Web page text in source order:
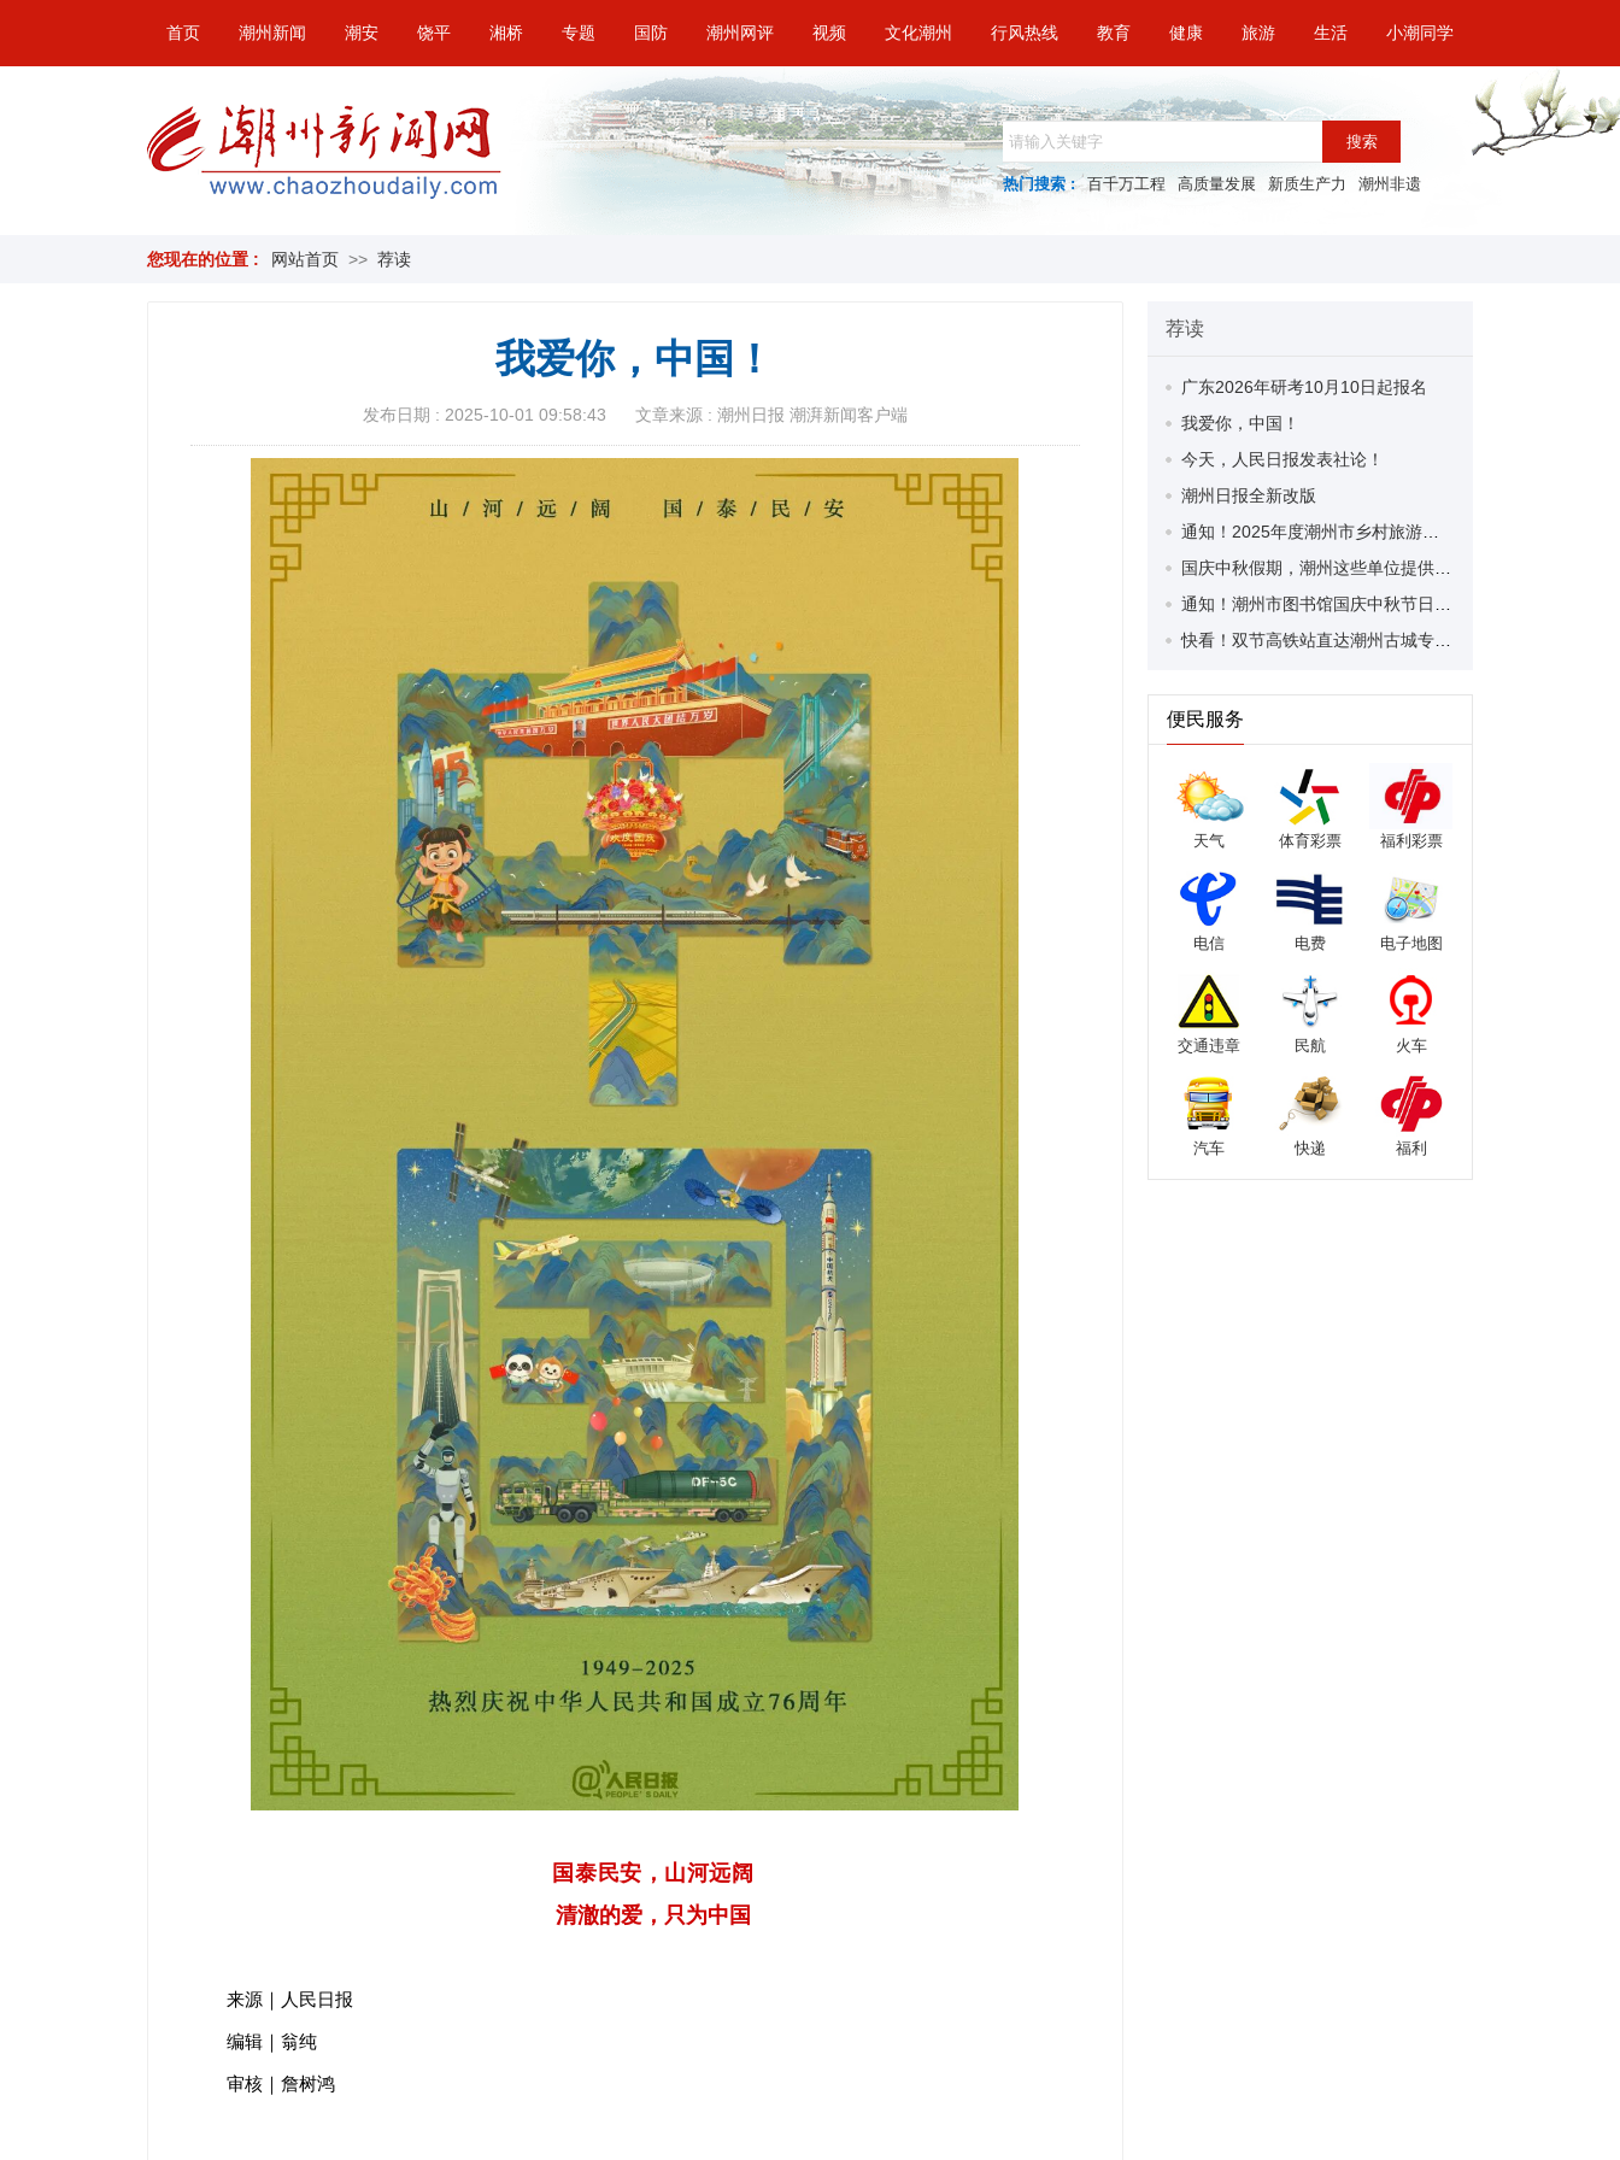
首页 潮州新闻 潮安 饶平 湘桥 专题 国防 潮州网评 视频 文化潮州 行风热线 教育 健康 旅游 生活 小潮同学
搜索
热门搜索 : 百千万工程 高质量发展 新质生产力 潮州非遗
您现在的位置 : 网站首页 >> 荐读
我爱你，中国！
发布日期 : 2025-10-01 09:58:43 文章来源 : 潮州日报 潮湃新闻客户端
国泰民安， 山河远阔
清澈的爱，只为中国
来源｜人民日报
编辑｜翁纯
审核｜詹树鸿
荐读
广东2026年研考10月10日起报名
我爱你，中国！
今天，人民日报发表社论！
潮州日报全新改版
便民服务
天气 体育彩票 福利彩票
电信 电费 电子地图
交通违章 民航 火车
汽车 快递 福利